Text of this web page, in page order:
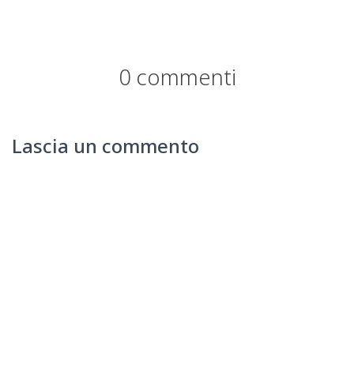
0 commenti
Lascia un commento